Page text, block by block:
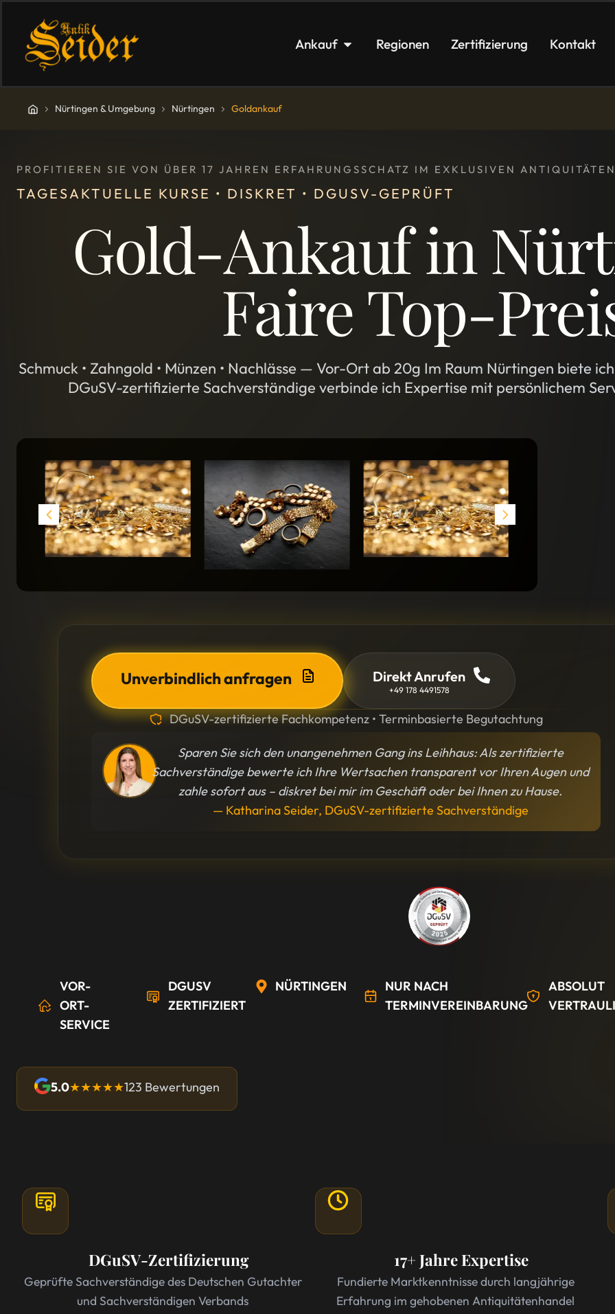
Ankauf Regionen Zertifizierung Kontakt
Nürtingen & Umgebung Nürtingen Goldankauf
PROFITIEREN SIE VON ÜBER 17 JAHREN ERFAHRUNGSSCHATZ IM EXKLUSIVEN
TAGESAKTUELLE KURSE • DISKRET • DGUSV-GEPRÜFT
Gold-Ankauf in
Faire Top-
Schmuck • Zahngold • Münzen • Nachlässe — Vor-Ort ab 20g Im Raum Nürtingen biete
DGuSV-zertifizierte Sachverständige verbinde ich Expertise mit persönlichem
Unverbindlich anfragen Direkt Anrufen
+49 178 4491578
DGuSV-zertifizierte Fachkompetenz • Terminbasierte Begutachtung
Sparen Sie sich den unangenehmen Gang ins Leihhaus: Als zertifizierte
Sachverständige bewerte ich Ihre Wertsachen transparent vor Ihren Augen und
zahle sofort aus – diskret bei mir im Geschäft oder bei Ihnen zu Hause.
— Katharina Seider, DGuSV-zertifizierte Sachverständige
VOR-
ORT-
SERVICE
DGUSV
ZERTIFIZIERT
NÜRTINGEN
NUR NACH
TERMINVEREINBARUNG
ABSOLUT
5.0★★★★★123 Bewertungen
DGuSV-Zertifizierung
Geprüfte Sachverständige des Deutschen Gutachter
und Sachverständigen Verbands
17+ Jahre Expertise
Fundierte Marktkenntnisse durch langjährige
Erfahrung im gehobenen Antiquitätenhandel